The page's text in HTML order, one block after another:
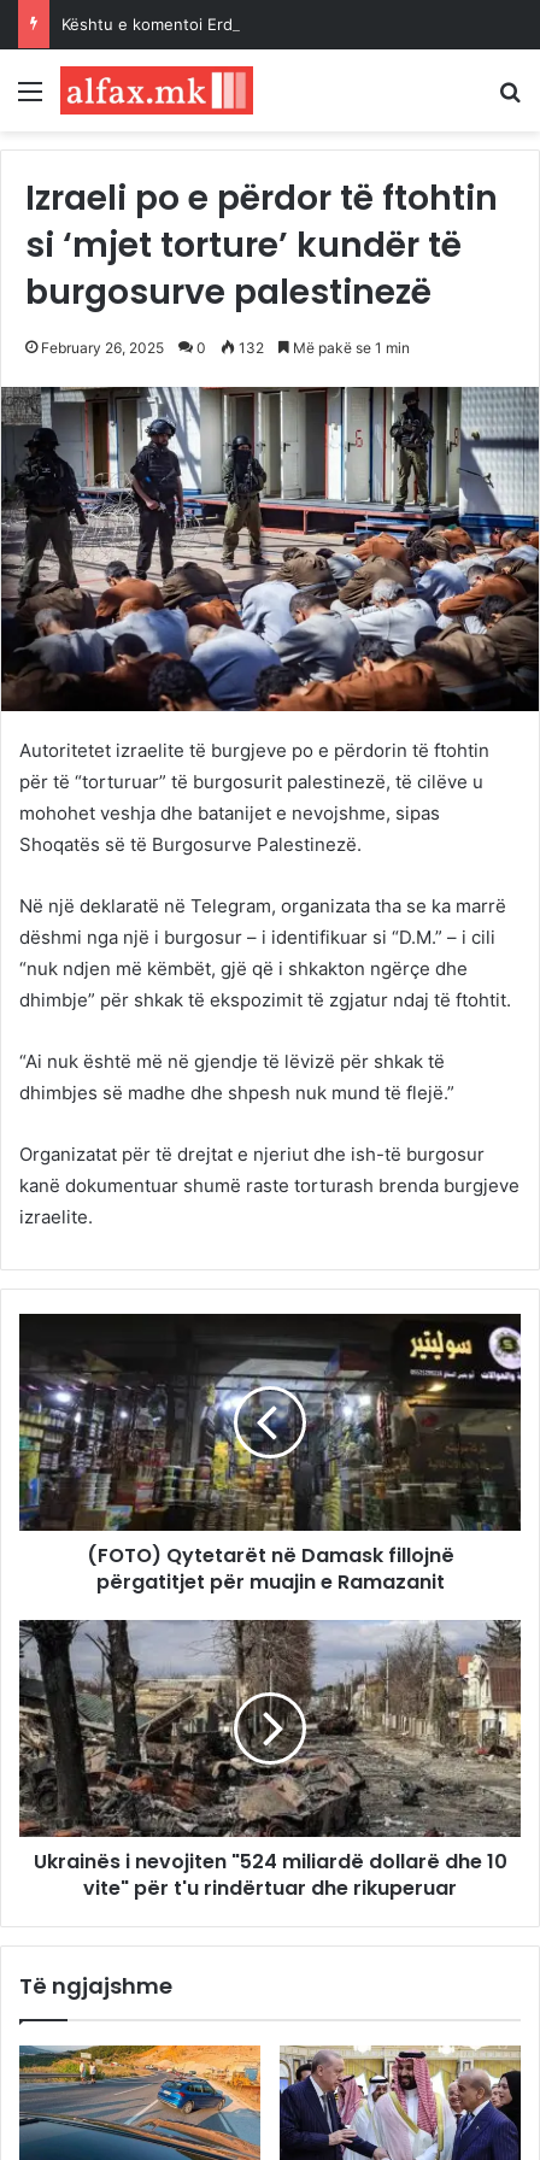
Kështu e komentoi Erdogan Paktin e Mekës…
Menu
Izraeli po e përdor të ftohtin
si ‘mjet torture’ kundër të
burgosurve palestinezë
February 26, 2025 0 132 Më pakë se 1 min
Autoritetet izraelite të burgjeve po e përdorin të ftohtin
për të “torturuar” të burgosurit palestinezë, të cilëve u
mohohet veshja dhe batanijet e nevojshme, sipas
Shoqatës së të Burgosurve Palestinezë.
Në një deklaratë në Telegram, organizata tha se ka marrë
dëshmi nga një i burgosur – i identifikuar si “D.M.” – i cili
“nuk ndjen më këmbët, gjë që i shkakton ngërçe dhe
dhimbje” për shkak të ekspozimit të zgjatur ndaj të ftohtit.
“Ai nuk është më në gjendje të lëvizë për shkak të
dhimbjes së madhe dhe shpesh nuk mund të flejë.”
Organizatat për të drejtat e njeriut dhe ish-të burgosur
kanë dokumentuar shumë raste torturash brenda burgjeve
izraelite.
(FOTO) Qytetarët në Damask fillojnë
përgatitjet për muajin e Ramazanit
Ukrainës i nevojiten "524 miliardë dollarë dhe 10
vite" për t'u rindërtuar dhe rikuperuar
Të ngjajshme